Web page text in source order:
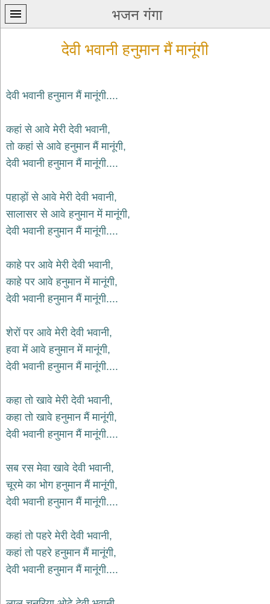
भजन गंगा
पन्ना
कृष्ण
bhajans
शिव
भजन
हनुमान
भजन
hanuman
bhajans
भजन
bhajans
जैन
jain
bhajans
दुर्गा
भजन
गणेश
भजन
ganesh
राम
भजन
raam
देवी भवानी हनुमान मैं मानूंगी
देवी भवानी हनुमान मैं मानूंगी....
कहां से आवे मेरी देवी भवानी,
तो कहां से आवे हनुमान मैं मानूंगी,
देवी भवानी हनुमान मैं मानूंगी....
पहाड़ों से आवे मेरी देवी भवानी,
सालासर से आवे हनुमान में मानूंगी,
देवी भवानी हनुमान मैं मानूंगी....
काहे पर आवे मेरी देवी भवानी,
काहे पर आवे हनुमान में मानूंगी,
देवी भवानी हनुमान मैं मानूंगी....
शेरों पर आवे मेरी देवी भवानी,
हवा में आवे हनुमान में मानूंगी,
देवी भवानी हनुमान मैं मानूंगी....
कहा तो खावे मेरी देवी भवानी,
कहा तो खावे हनुमान मैं मानूंगी,
देवी भवानी हनुमान मैं मानूंगी....
सब रस मेवा खावे देवी भवानी,
चूरमे का भोग हनुमान मैं मानूंगी,
देवी भवानी हनुमान मैं मानूंगी....
कहां तो पहरे मेरी देवी भवानी,
कहां तो पहरे हनुमान मैं मानूंगी,
देवी भवानी हनुमान मैं मानूंगी....